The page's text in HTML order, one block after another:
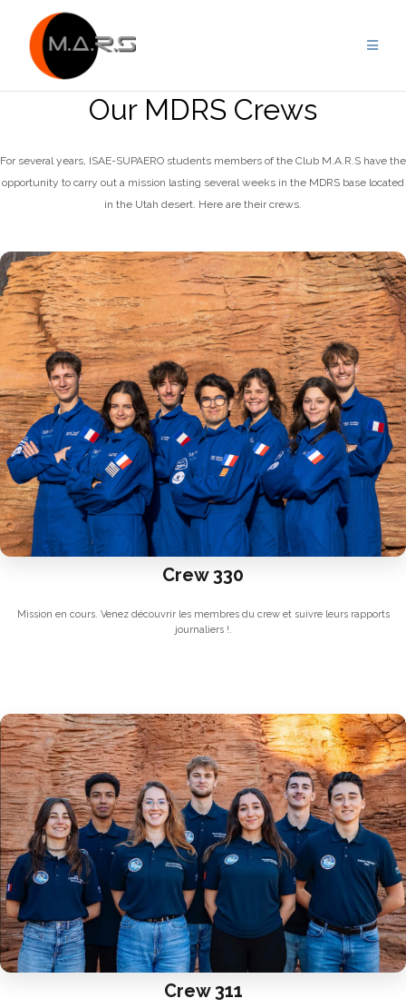
content
Our MDRS Crews
For several years, ISAE-SUPAERO students members of the Club M.A.R.S have the
opportunity to carry out a mission lasting several weeks in the MDRS base located
in the Utah desert. Here are their crews.
Crew 330
Mission en cours. Venez découvrir les membres du crew et suivre leurs rapports
journaliers !.
Crew 311